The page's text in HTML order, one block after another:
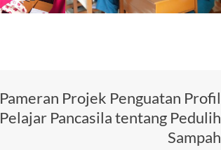
Pameran Projek Penguatan Profil
Pelajar Pancasila tentang Pedulih
Sampah